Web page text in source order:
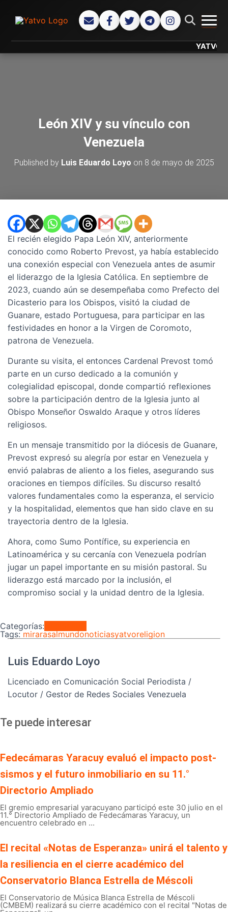
YATVO...
León XIV y su vínculo con
Venezuela
Published by Luis Eduardo Loyo on 8 de mayo de 2025
El recién elegido Papa León XIV, anteriormente
conocido como Roberto Prevost, ya había establecido
una conexión especial con Venezuela antes de asumir
el liderazgo de la Iglesia Católica. En septiembre de
2023, cuando aún se desempeñaba como Prefecto del
Dicasterio para los Obispos, visitó la ciudad de
Guanare, estado Portuguesa, para participar en las
festividades en honor a la Virgen de Coromoto,
patrona de Venezuela.
Durante su visita, el entonces Cardenal Prevost tomó
parte en un curso dedicado a la comunión y
colegialidad episcopal, donde compartió reflexiones
sobre la participación dentro de la Iglesia junto al
Obispo Monseñor Oswaldo Araque y otros líderes
religiosos.
En un mensaje transmitido por la diócesis de Guanare,
Prevost expresó su alegría por estar en Venezuela y
envió palabras de aliento a los fieles, asegurando sus
oraciones en tiempos difíciles. Su discurso resaltó
valores fundamentales como la esperanza, el servicio
y la hospitalidad, elementos que han sido clave en su
trayectoria dentro de la Iglesia.
Ahora, como Sumo Pontífice, su experiencia en
Latinoamérica y su cercanía con Venezuela podrían
jugar un papel importante en su misión pastoral. Su
liderazgo está marcado por la inclusión, el
compromiso social y la unidad dentro de la Iglesia.
Categorías:
Tags:mirarasalmundonoticiasyatvoreligion
Luis Eduardo Loyo
Licenciado en Comunicación Social Periodista /
Locutor / Gestor de Redes Sociales Venezuela
Te puede interesar
Fedecámaras Yaracuy evaluó el impacto post-
sismos y el futuro inmobiliario en su 11.°
Directorio Ampliado
El gremio empresarial yaracuyano participó este 30 julio en el
11.° Directorio Ampliado de Fedecámaras Yaracuy, un
encuentro celebrado en ...
El recital «Notas de Esperanza» unirá el talento y
la resiliencia en el cierre académico del
Conservatorio Blanca Estrella de Méscoli
El Conservatorio de Música Blanca Estrella de Méscoli
(CMBEM) realizará su cierre académico con el recital "Notas de